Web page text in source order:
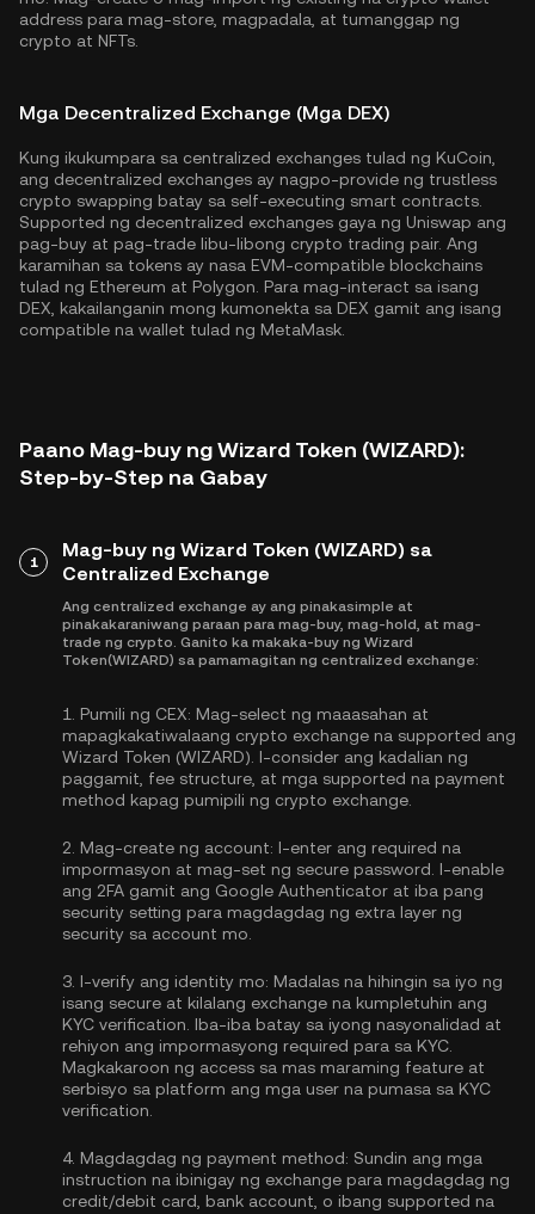
address para mag-store, magpadala, at tumanggap ng
crypto at NFTs.
Mga Decentralized Exchange (Mga DEX)
Kung ikukumpara sa centralized exchanges tulad ng KuCoin,
ang decentralized exchanges ay nagpo-provide ng trustless
crypto swapping batay sa self-executing smart contracts.
Supported ng decentralized exchanges gaya ng Uniswap ang
pag-buy at pag-trade libu-libong crypto trading pair. Ang
karamihan sa tokens ay nasa EVM-compatible blockchains
tulad ng Ethereum at Polygon . Para mag-interact sa isang
DEX, kakailanganin mong kumonekta sa DEX gamit ang isang
compatible na wallet tulad ng MetaMask.
Paano Mag-buy ng Wizard Token (WIZARD):
Step-by-Step na Gabay
1
Mag-buy ng Wizard Token (WIZARD) sa
Centralized Exchange
Ang centralized exchange ay ang pinakasimple at
pinakakaraniwang paraan para mag-buy, mag-hold, at mag-
trade ng crypto. Ganito ka makaka-buy ng Wizard
Token(WIZARD) sa pamamagitan ng centralized exchange:
1. Pumili ng CEX: Mag-select ng maaasahan at
mapagkakatiwalaang crypto exchange na supported ang
Wizard Token (WIZARD). I-consider ang kadalian ng
paggamit, fee structure, at mga supported na payment
method kapag pumipili ng crypto exchange.
2. Mag-create ng account: I-enter ang required na
impormasyon at mag-set ng secure password. I-enable
ang 2FA gamit ang Google Authenticator at iba pang
security setting para magdagdag ng extra layer ng
security sa account mo.
3. I-verify ang identity mo: Madalas na hihingin sa iyo ng
isang secure at kilalang exchange na kumpletuhin ang
KYC verification . Iba-iba batay sa iyong nasyonalidad at
rehiyon ang impormasyong required para sa KYC.
Magkakaroon ng access sa mas maraming feature at
serbisyo sa platform ang mga user na pumasa sa KYC
verification.
4. Magdagdag ng payment method: Sundin ang mga
instruction na ibinigay ng exchange para magdagdag ng
credit/debit card, bank account, o ibang supported na